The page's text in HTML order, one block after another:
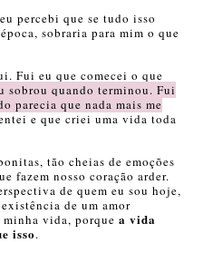
percebi que se tudo isso
sobraria para mim o que
Fui eu que comecei o que
sobrou quando terminou. Fui
parecia que nada mais me
e que criei uma vida toda
tão cheias de emoções
fazem nosso coração arder.
de quem eu sou hoje,
de um amor
vida, porque a vida
isso.